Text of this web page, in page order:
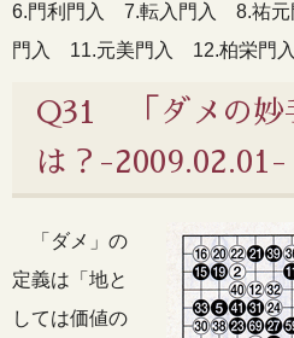
6.門利門入 7.転入門入 8.祐
門入 11.元美門入 12.柏栄門
Q31 「ダメの妙
は？-2009.02.01-
「ダメ」の
定義は「地と
しては価値の